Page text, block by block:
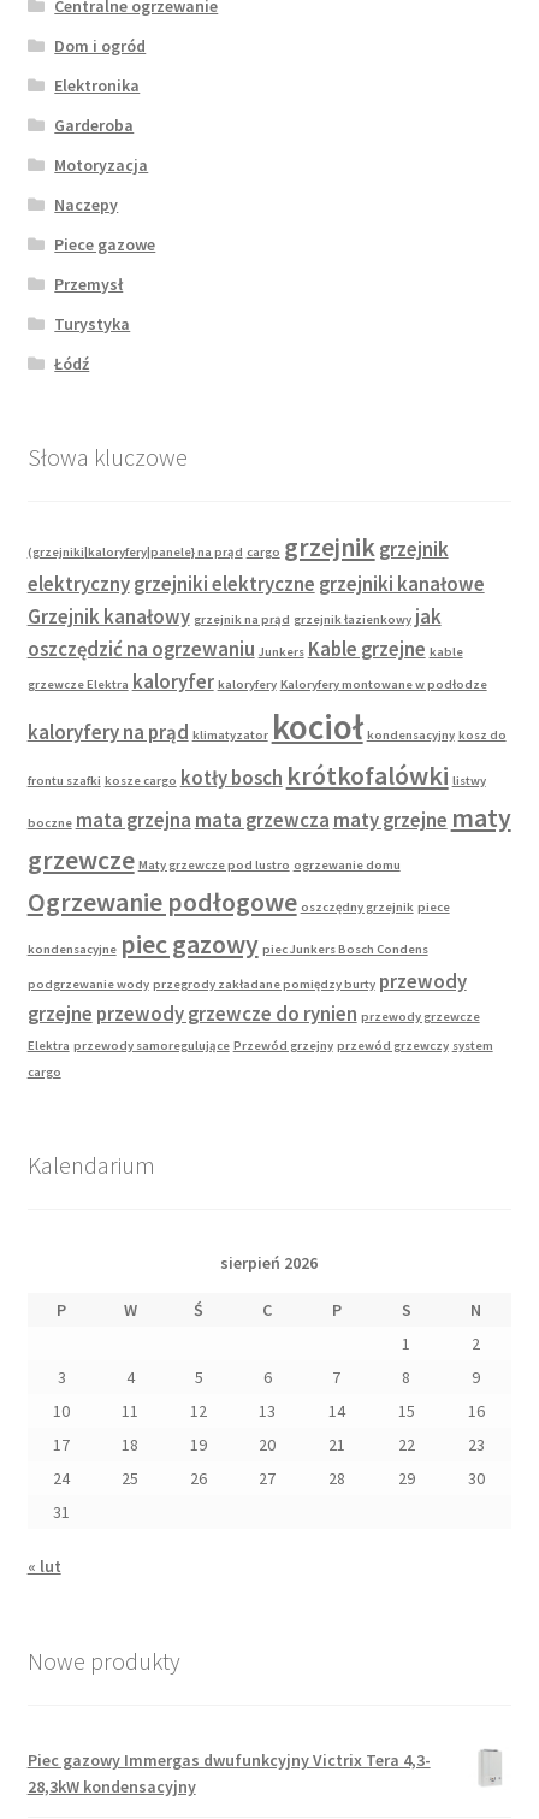
Centralne ogrzewanie
Dom i ogród
Elektronika
Garderoba
Motoryzacja
Naczepy
Piece gazowe
Przemysł
Turystyka
Łódź
Słowa kluczowe
(grzejniki|kaloryfery|panele} na prąd cargo grzejnik grzejnik
elektryczny grzejniki elektryczne grzejniki kanałowe
Grzejnik kanałowy grzejnik na prąd grzejnik łazienkowy jak
oszczędzić na ogrzewaniu Junkers Kable grzejne kable
grzewcze Elektra kaloryfer kaloryfery Kaloryfery montowane w podłodze
kaloryfery na prąd klimatyzator kocioł kondensacyjny kosz do
frontu szafki kosze cargo kotły bosch krótkofalówki listwy
boczne mata grzejna mata grzewcza maty grzejne maty
grzewcze Maty grzewcze pod lustro ogrzewanie domu
Ogrzewanie podłogowe oszczędny grzejnik piece
kondensacyjne piec gazowy piec Junkers Bosch Condens
podgrzewanie wody przegrody zakładane pomiędzy burty przewody
grzejne przewody grzewcze do rynien przewody grzewcze
Elektra przewody samoregulujące Przewód grzejny przewód grzewczy system
cargo
Kalendarium
sierpień 2026
P W Ś C P S
N
1
2
3
4 5 6 7 8
9
10
11 12 13 14 15
16
17
18 19 20 21 22
23
24
25 26 27 28 29
30
31
« lut
Nowe produkty
Piec gazowy Immergas dwufunkcyjny Victrix Tera 4,3-
28,3kW kondensacyjny